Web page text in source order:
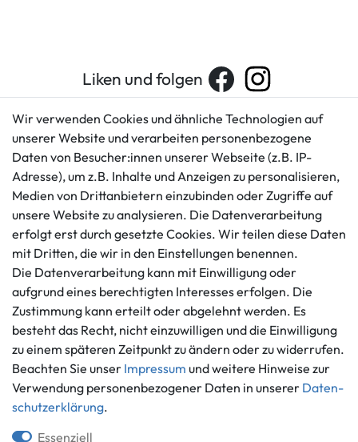
Liken und folgen
Kundenservice
+49 421 596586
Mo. - Fr. 9 - 16 Uhr
info@gameworld.de
Kontaktformular
Rechtliches
AGB
Impressum
Datenschutzerklärung
Barrierefreiheitserklärung
Widerrufs­recht
Vertrag widerrufen
Informationen
Ankauf
Über uns
Häufig gestellte Fragen
Zahlung und Versand
Batterieentsorgung
Zahlungsmöglichkeiten
Wir verwenden Cookies und ähnliche Technologien auf
unserer Website und verarbeiten personenbezogene
Daten von Besucher:innen unserer Webseite (z.B. IP-
Adresse), um z.B. Inhalte und Anzeigen zu personalisieren,
Medien von Drittanbietern einzubinden oder Zugriffe auf
unsere Website zu analysieren. Die Datenverarbeitung
erfolgt erst durch gesetzte Cookies. Wir teilen diese Daten
mit Dritten, die wir in den Einstellungen benennen.
Die Datenverarbeitung kann mit Einwilligung oder
aufgrund eines berechtigten Interesses erfolgen. Die
Zustimmung kann erteilt oder abgelehnt werden. Es
besteht das Recht, nicht einzuwilligen und die Einwilligung
zu einem späteren Zeitpunkt zu ändern oder zu widerrufen.
Beachten Sie unser Impressum und weitere Hinweise zur
Verwendung personenbezogener Daten in unserer Daten­
schutz­erklärung.
Essenziell